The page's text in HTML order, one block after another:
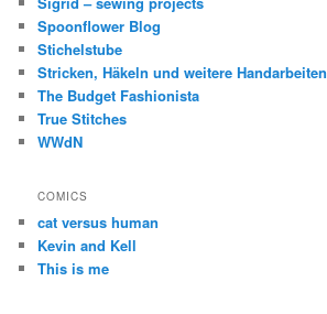
Spoonflower Blog
Stichelstube
Stricken, Häkeln und weitere Handarbeiten
The Budget Fashionista
True Stitches
WWdN
COMICS
cat versus human
Kevin and Kell
This is me